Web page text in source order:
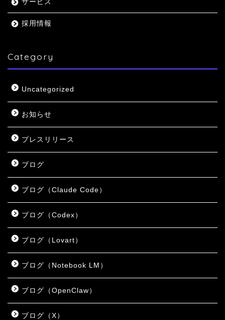
サービス
採用情報
Category
Uncategorized
お知らせ
プレスリリース
ブログ
ブログ（Claude Code）
ブログ（Codex）
ブログ（Lovart）
ブログ（Notebook LM）
ブログ（OpenClaw）
ブログ（X）